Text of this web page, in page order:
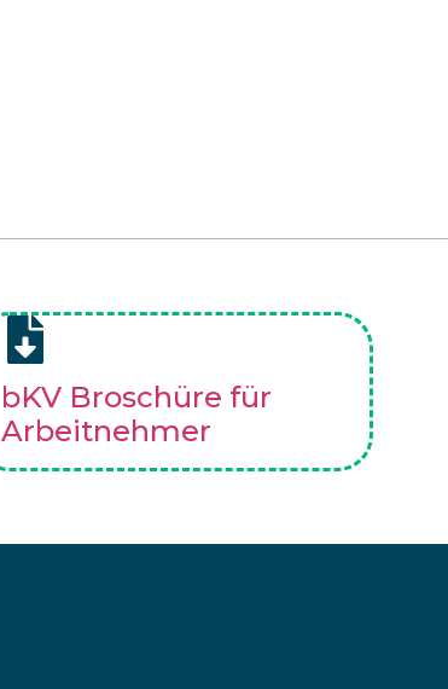
bKV Broschüre für
Arbeitnehmer